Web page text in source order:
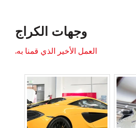
وجهات الكراج
العمل الأخير الذي قمنا به.